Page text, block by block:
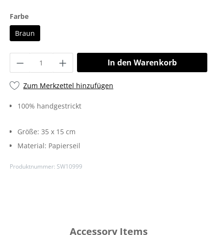
Farbe
Braun
In den Warenkorb
Zum Merkzettel hinzufügen
100% handgestrickt
Größe: 35 x 15 cm
Material: Papierseil
Produktnummer: SW10999
Accessory Items